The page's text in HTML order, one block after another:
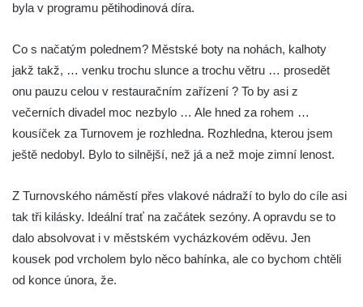
čedičového lomu v Zákupech
Křížovém vrchu ve Frýdlantu
Vyhlídka pod Doubravskou horou v
Teplicích
Rozhledna Letná v Teplicích
Vyhlídka Kaltenbergblick pod Weifbergem
Vyhlídka na vrchu Waitzdorfer Höhe u
Goßdorfu
byla v programu pětihodinová díra.
Co s načatým polednem? Městské boty na nohách, kalhoty
jakž takž, … venku trochu slunce a trochu větru … prosedět
onu pauzu celou v restauračním zařízení ? To by asi z
večerních divadel moc nezbylo … Ale hned za rohem …
kousíček za Turnovem je rozhledna. Rozhledna, kterou jsem
ještě nedobyl. Bylo to silnější, než já a než moje zimní lenost.
Z Turnovského náměstí přes vlakové nádraží to bylo do cíle asi
tak tři kilásky. Ideální trať na začátek sezóny. A opravdu se to
dalo absolvovat i v městském vycházkovém oděvu. Jen
kousek pod vrcholem bylo něco bahínka, ale co bychom chtěli
od konce února, že.